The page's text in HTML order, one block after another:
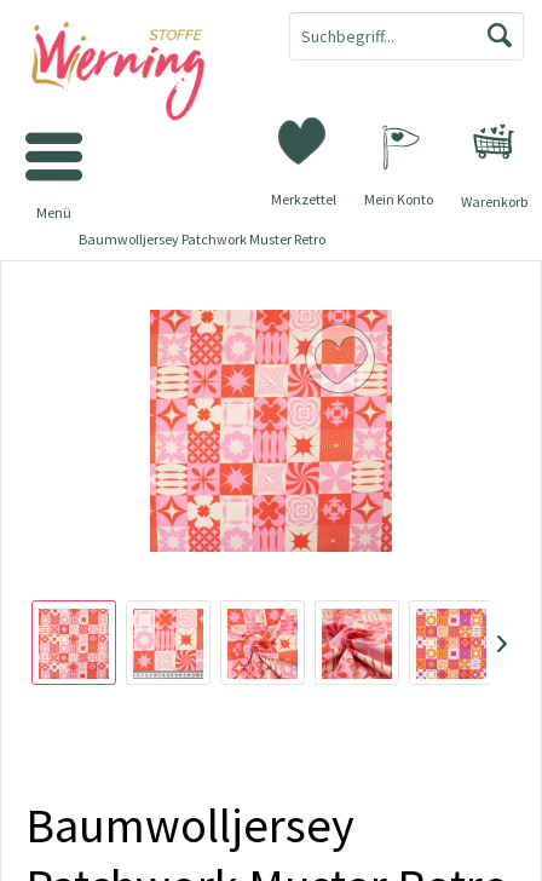
Warenkorb
Merkzettel Mein Konto
Menü
Baumwolljersey Patchwork Muster Retro
Baumwolljersey